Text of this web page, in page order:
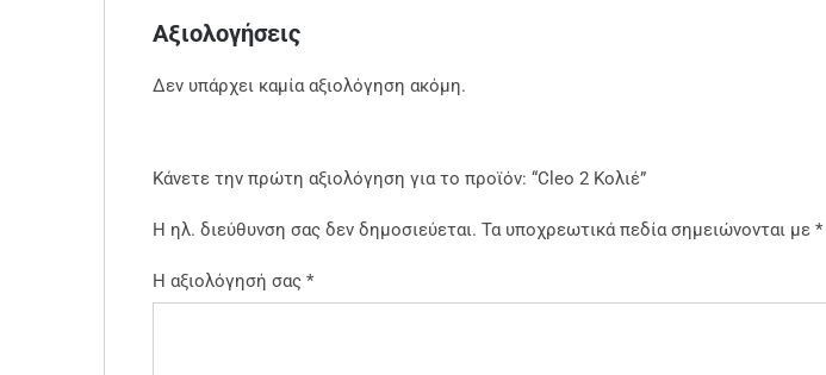
Αξιολογήσεις
Δεν υπάρχει καμία αξιολόγηση ακόμη.
Κάνετε την πρώτη αξιολόγηση για το προϊόν: “Cleo 2 Κολιέ”
Η ηλ. διεύθυνση σας δεν δημοσιεύεται. Τα υποχρεωτικά πεδία σημειώνονται με *
Η αξιολόγησή σας *